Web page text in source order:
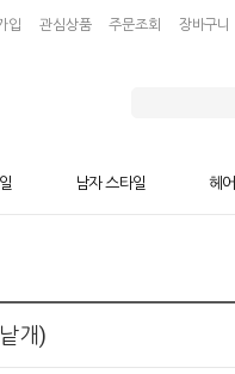
입 관심상품 주문조회 장바구니
남자 스타일 헤어
개)